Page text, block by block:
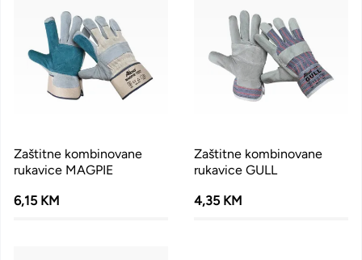
Zaštitne kombinovane
rukavice MAGPIE
6,15 KM
Zaštitne kombinovane
rukavice GULL
4,35 KM